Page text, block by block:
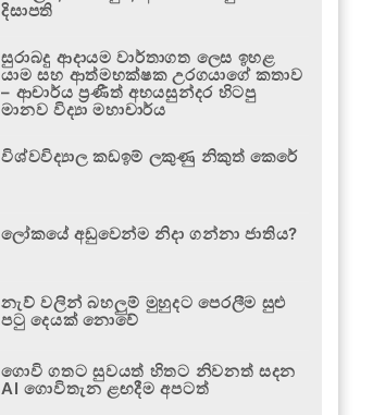
දිසාපති
සුරාබදු ආදායම වාර්තාගත ලෙස ඉහළ
යාම සහ ආත්මභක්ෂක උරගයාගේ කතාව
– ආචාර්ය ප්‍රණීත් අභයසුන්දර හිටපු
මානව විද්‍යා මහාචාර්ය
විශ්වවිද්‍යාල කඩඉම් ලකුණු නිකුත් කෙරේ
ලෝකයේ අඩුවෙන්ම නිදා ගන්නා ජාතිය?
නැව් වලින් බහලුම් මුහුදට පෙරලීම සුළු
පටු දෙයක් නොවේ
ගොවි ගතට සුවයත් හිතට නිවනත් සදන
AI ගොවිතැන ළඟදීම අපටත්